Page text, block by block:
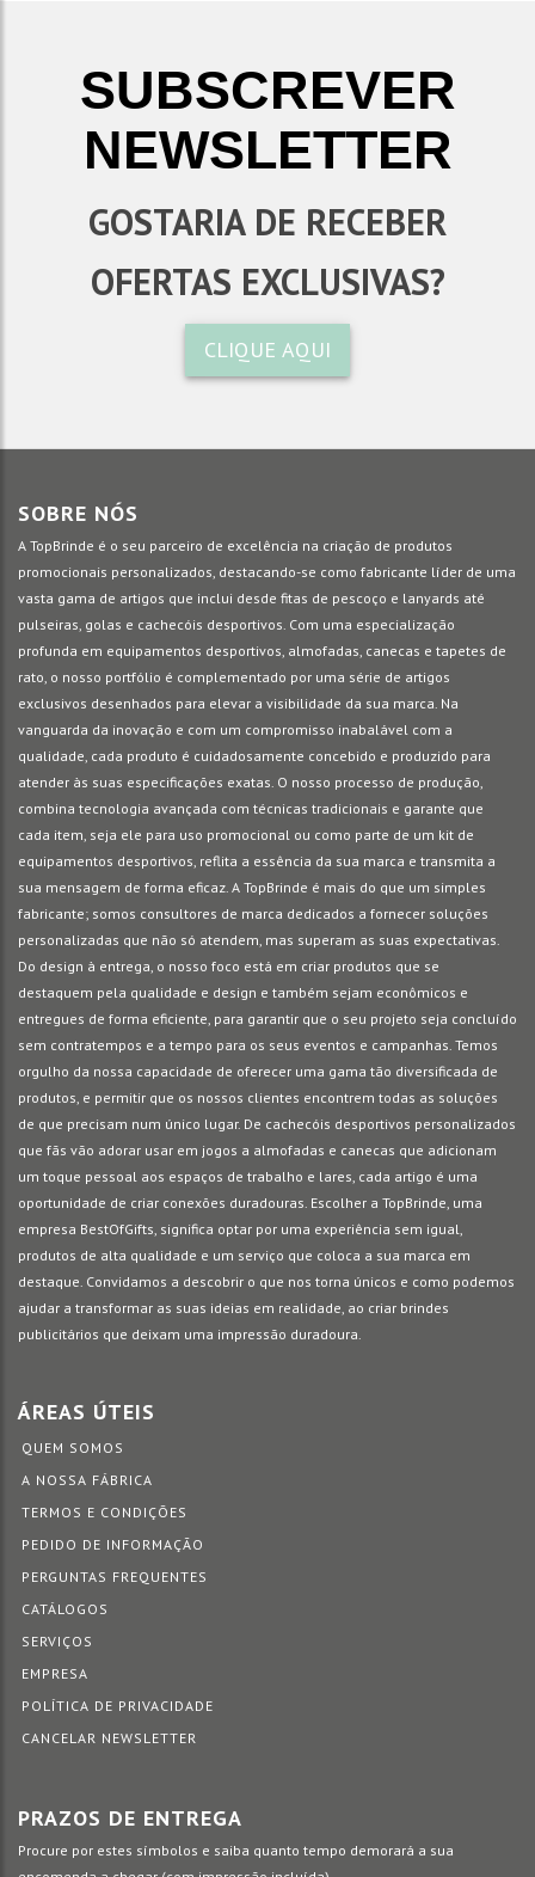
SUBSCREVER
NEWSLETTER
GOSTARIA DE RECEBER
OFERTAS EXCLUSIVAS?
CLIQUE AQUI
SOBRE NÓS
A TopBrinde é o seu parceiro de excelência na criação de produtos
promocionais personalizados, destacando-se como fabricante líder de uma
vasta gama de artigos que inclui desde fitas de pescoço e lanyards até
pulseiras, golas e cachecóis desportivos. Com uma especialização
profunda em equipamentos desportivos, almofadas, canecas e tapetes de
rato, o nosso portfólio é complementado por uma série de artigos
exclusivos desenhados para elevar a visibilidade da sua marca. Na
vanguarda da inovação e com um compromisso inabalável com a
qualidade, cada produto é cuidadosamente concebido e produzido para
atender às suas especificações exatas. O nosso processo de produção,
combina tecnologia avançada com técnicas tradicionais e garante que
cada item, seja ele para uso promocional ou como parte de um kit de
equipamentos desportivos, reflita a essência da sua marca e transmita a
sua mensagem de forma eficaz. A TopBrinde é mais do que um simples
fabricante; somos consultores de marca dedicados a fornecer soluções
personalizadas que não só atendem, mas superam as suas expectativas.
Do design à entrega, o nosso foco está em criar produtos que se
destaquem pela qualidade e design e também sejam econômicos e
entregues de forma eficiente, para garantir que o seu projeto seja concluído
sem contratempos e a tempo para os seus eventos e campanhas. Temos
orgulho da nossa capacidade de oferecer uma gama tão diversificada de
produtos, e permitir que os nossos clientes encontrem todas as soluções
de que precisam num único lugar. De cachecóis desportivos personalizados
que fãs vão adorar usar em jogos a almofadas e canecas que adicionam
um toque pessoal aos espaços de trabalho e lares, cada artigo é uma
oportunidade de criar conexões duradouras. Escolher a TopBrinde, uma
empresa BestOfGifts, significa optar por uma experiência sem igual,
produtos de alta qualidade e um serviço que coloca a sua marca em
destaque. Convidamos a descobrir o que nos torna únicos e como podemos
ajudar a transformar as suas ideias em realidade, ao criar brindes
publicitários que deixam uma impressão duradoura.
ÁREAS ÚTEIS
QUEM SOMOS
A NOSSA FÁBRICA
TERMOS E CONDIÇÕES
PEDIDO DE INFORMAÇÃO
PERGUNTAS FREQUENTES
CATÁLOGOS
SERVIÇOS
EMPRESA
POLÍTICA DE PRIVACIDADE
CANCELAR NEWSLETTER
PRAZOS DE ENTREGA
Procure por estes símbolos e saiba quanto tempo demorará a sua